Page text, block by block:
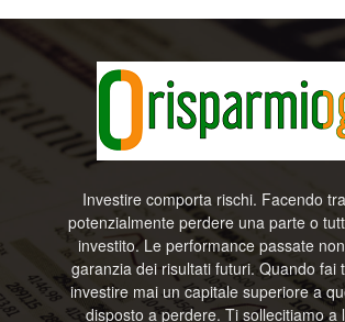
Investire comporta rischi. Facendo
potenzialmente perdere una parte o
investito. Le performance passate
garanzia dei risultati futuri. Quando fai
investire mai un capitale superiore a
disposto a perdere. Ti sollecitiamo a